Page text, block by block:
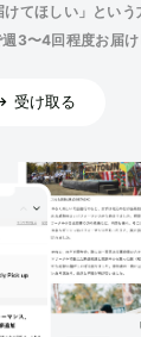
てほしい」という
3〜4回程度お届け
受け取る